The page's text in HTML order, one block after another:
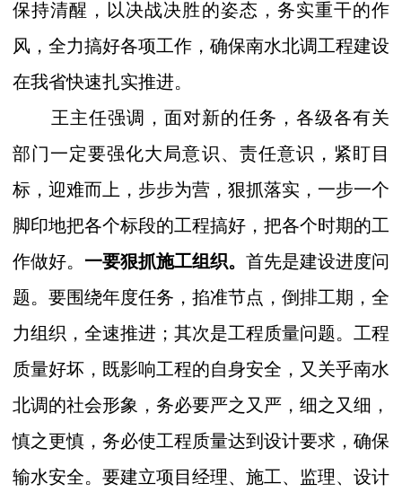
保持清醒，以决战决胜的姿态，务实重干的作
风，全力搞好各项工作，确保南水北调工程建设
在我省快速扎实推进。
王主任强调，面对新的任务，各级各有关
部门一定要强化大局意识、责任意识，紧盯目
标，迎难而上，步步为营，狠抓落实，一步一个
脚印地把各个标段的工程搞好，把各个时期的工
作做好。 一要狠抓施工组织。 首先是建设进度问
题。要围绕年度任务，掐准节点，倒排工期，全
力组织，全速推进；其次是工程质量问题。工程
质量好坏，既影响工程的自身安全，又关乎南水
北调的社会形象，务必要严之又严，细之又细，
慎之更慎，务必使工程质量达到设计要求，确保
输水安全。要建立项目经理、施工、监理、设计